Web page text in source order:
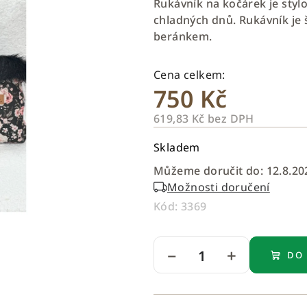
je
0,0
hvězdiček.
Rukávník na kočárek je
chladných dnů. Rukávník
beránkem.
750 Kč
619,83 Kč bez DPH
cena:
Skladem
Můžeme doručit do:
Možnosti doručení
Kód: 3369
+
− DO